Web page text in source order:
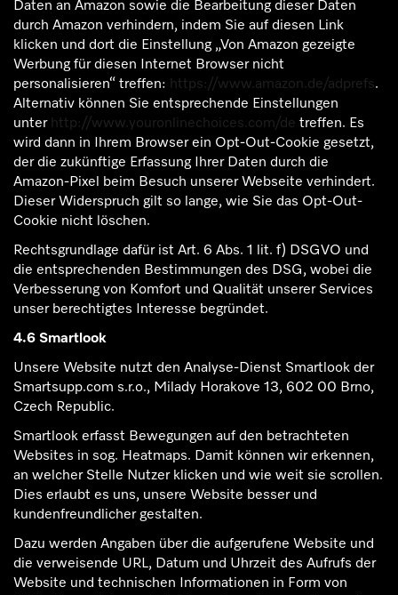
Daten an Amazon sowie die Bearbeitung dieser Daten
durch Amazon verhindern, indem Sie auf diesen Link
klicken und dort die Einstellung „Von Amazon gezeigte
Werbung für diesen Internet Browser nicht
personalisieren“ treffen: https://www.amazon.de/adprefs.
Alternativ können Sie entsprechende Einstellungen
unter http://www.youronlinechoices.com/de treffen. Es
wird dann in Ihrem Browser ein Opt-Out-Cookie gesetzt,
der die zukünftige Erfassung Ihrer Daten durch die
Amazon-Pixel beim Besuch unserer Webseite verhindert.
Dieser Widerspruch gilt so lange, wie Sie das Opt-Out-
Cookie nicht löschen.
Rechtsgrundlage dafür ist Art. 6 Abs. 1 lit. f) DSGVO und
die entsprechenden Bestimmungen des DSG, wobei die
Verbesserung von Komfort und Qualität unserer Services
unser berechtigtes Interesse begründet.
4.6 Smartlook
Unsere Website nutzt den Analyse-Dienst Smartlook der
Smartsupp.com s.r.o., Milady Horakove 13, 602 00 Brno,
Czech Republic.
Smartlook erfasst Bewegungen auf den betrachteten
Websites in sog. Heatmaps. Damit können wir erkennen,
an welcher Stelle Nutzer klicken und wie weit sie scrollen.
Dies erlaubt es uns, unsere Website besser und
kundenfreundlicher gestalten.
Dazu werden Angaben über die aufgerufene Website und
die verweisende URL, Datum und Uhrzeit des Aufrufs der
Website und technischen Informationen in Form von